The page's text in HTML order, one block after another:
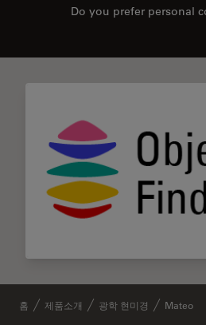
Do you prefer personal
홈 제품소개 광학 현미경 Mateo